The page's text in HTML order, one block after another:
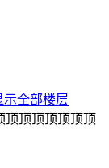
示全部楼层
顶顶顶顶顶顶顶